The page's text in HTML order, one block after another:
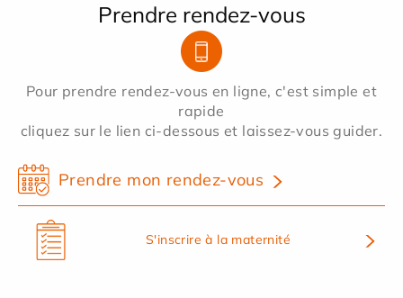
Prendre rendez-vous
Pour prendre rendez-vous en ligne, c'est simple et
rapide
cliquez sur le lien ci-dessous et laissez-vous guider.
Prendre mon rendez-vous
S'inscrire à la maternité